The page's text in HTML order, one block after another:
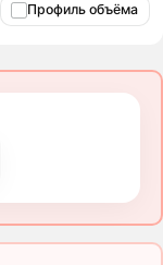
Профиль объёма